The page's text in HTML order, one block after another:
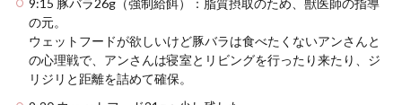
の元。
ウェットフードが欲しいけど豚バラは食べたくないアンさんと
の心理戦で、アンさんは寝室とリビングを行ったり来たり、ジ
リジリと距離を詰めて確保。